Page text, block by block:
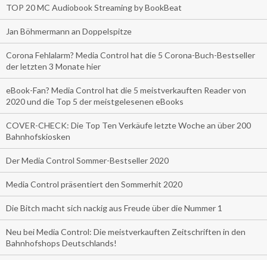
TOP 20 MC Audiobook Streaming by BookBeat
Jan Böhmermann an Doppelspitze
Corona Fehlalarm? Media Control hat die 5 Corona-Buch-Bestseller
der letzten 3 Monate hier
eBook-Fan? Media Control hat die 5 meistverkauften Reader von
2020 und die Top 5 der meistgelesenen eBooks
COVER-CHECK: Die Top Ten Verkäufe letzte Woche an über 200
Bahnhofskiosken
Der Media Control Sommer-Bestseller 2020
Media Control präsentiert den Sommerhit 2020
Die Bitch macht sich nackig aus Freude über die Nummer 1
Neu bei Media Control: Die meistverkauften Zeitschriften in den
Bahnhofshops Deutschlands!